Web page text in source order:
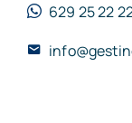
629 25 22